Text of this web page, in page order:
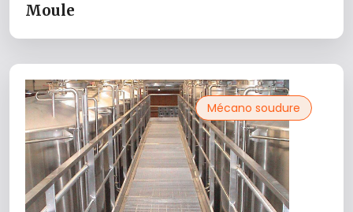
Moule
Mécano soudure